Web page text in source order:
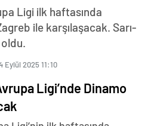
Ligi ilk haftasında
ile karşılaşacak. Sarı-
oldu.
Eylül 2025 11:10
Ligi’nde Dinamo